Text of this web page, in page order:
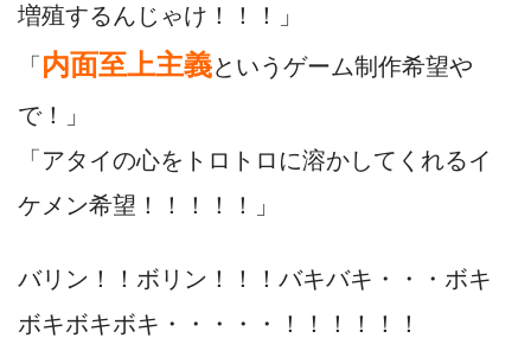
増殖するんじゃけ！！！」
「 内面至上主義というゲーム制作希望や
で！」
「アタイの心をトロトロに溶かしてくれるイ
ケメン希望！！！！！」
バリン！！ボリン！！！バキバキ・・・ボキ
ボキボキボキ・・・・・！！！！！！